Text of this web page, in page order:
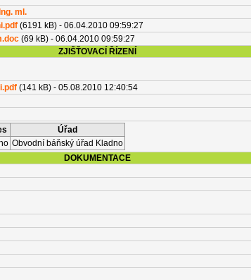
ml.
(6191 kB) - 06.04.2010 09:59:27
(69 kB) - 06.04.2010 09:59:27
ZJIŠŤOVACÍ ŘÍZENÍ
(141 kB) - 05.08.2010 12:40:54
Úřad
Obvodní báňský úřad Kladno
DOKUMENTACE